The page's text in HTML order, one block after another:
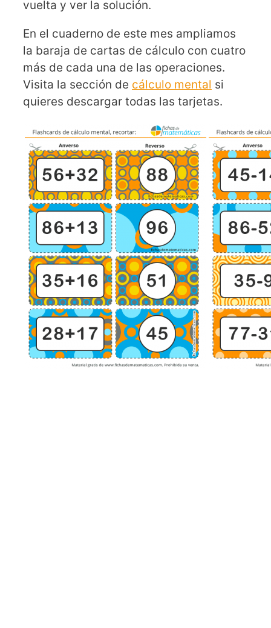
vuelta y ver la solución.
En el cuaderno de este mes ampliamos
la baraja de cartas de cálculo con cuatro
más de cada una de las operaciones.
Visita la sección de cálculo mental si
quieres descargar todas las tarjetas.